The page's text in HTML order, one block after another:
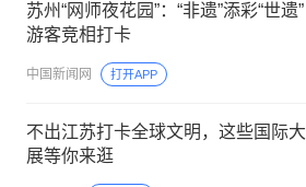
苏州“网师夜花园”：“非遗”添彩“世遗”
游客竞相打卡
中国新闻网 打开APP
不出江苏打卡全球文明，这些国际大
展等你来逛